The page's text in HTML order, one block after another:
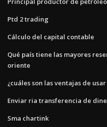
Ptd 2 trading
Cálculo del capital contable
Qué país tiene las mayores
oriente
¿cuáles son las ventajas de usar
Enviar ria transferencia de
Sma chartink